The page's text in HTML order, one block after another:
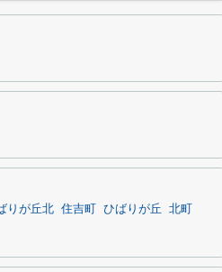
りが丘北 住吉町 ひばりが丘
北町